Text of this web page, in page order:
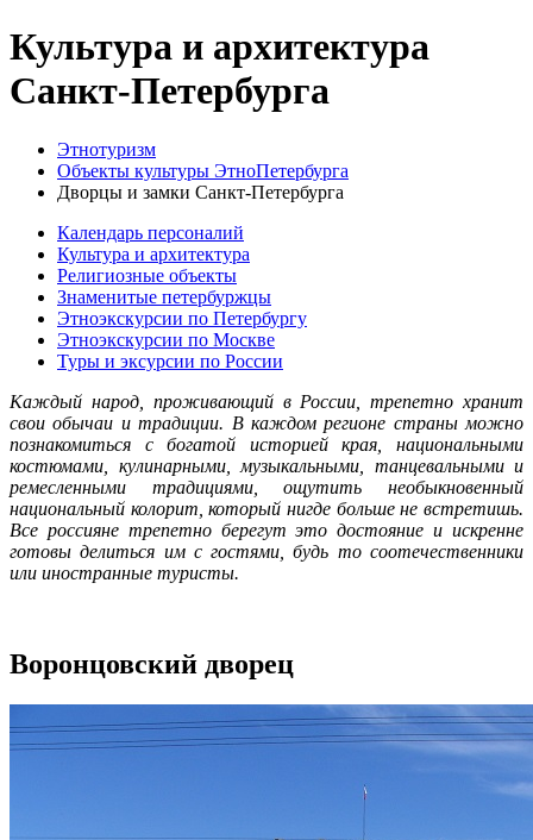
Культура и архитектура
Санкт-Петербурга
Этнотуризм
Объекты культуры ЭтноПетербурга
Дворцы и замки Санкт-Петербурга
Календарь персоналий
Культура и архитектура
Религиозные объекты
Знаменитые петербуржцы
Этноэкскурсии по Петербургу
Этноэкскурсии по Москве
Туры и эксурсии по России
Каждый народ, проживающий в России, трепетно хранит
свои обычаи и традиции. В каждом регионе страны можно
познакомиться с богатой историей края, национальными
костюмами, кулинарными, музыкальными, танцевальными и
ремесленными традициями, ощутить необыкновенный
национальный колорит, который нигде больше не встретишь.
Все россияне трепетно берегут это достояние и искренне
готовы делиться им с гостями, будь то соотечественники
или иностранные туристы.
Воронцовский дворец